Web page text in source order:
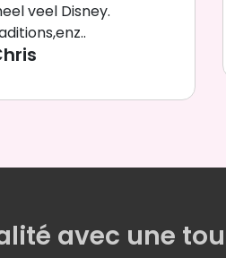
veel Disney.
avec une